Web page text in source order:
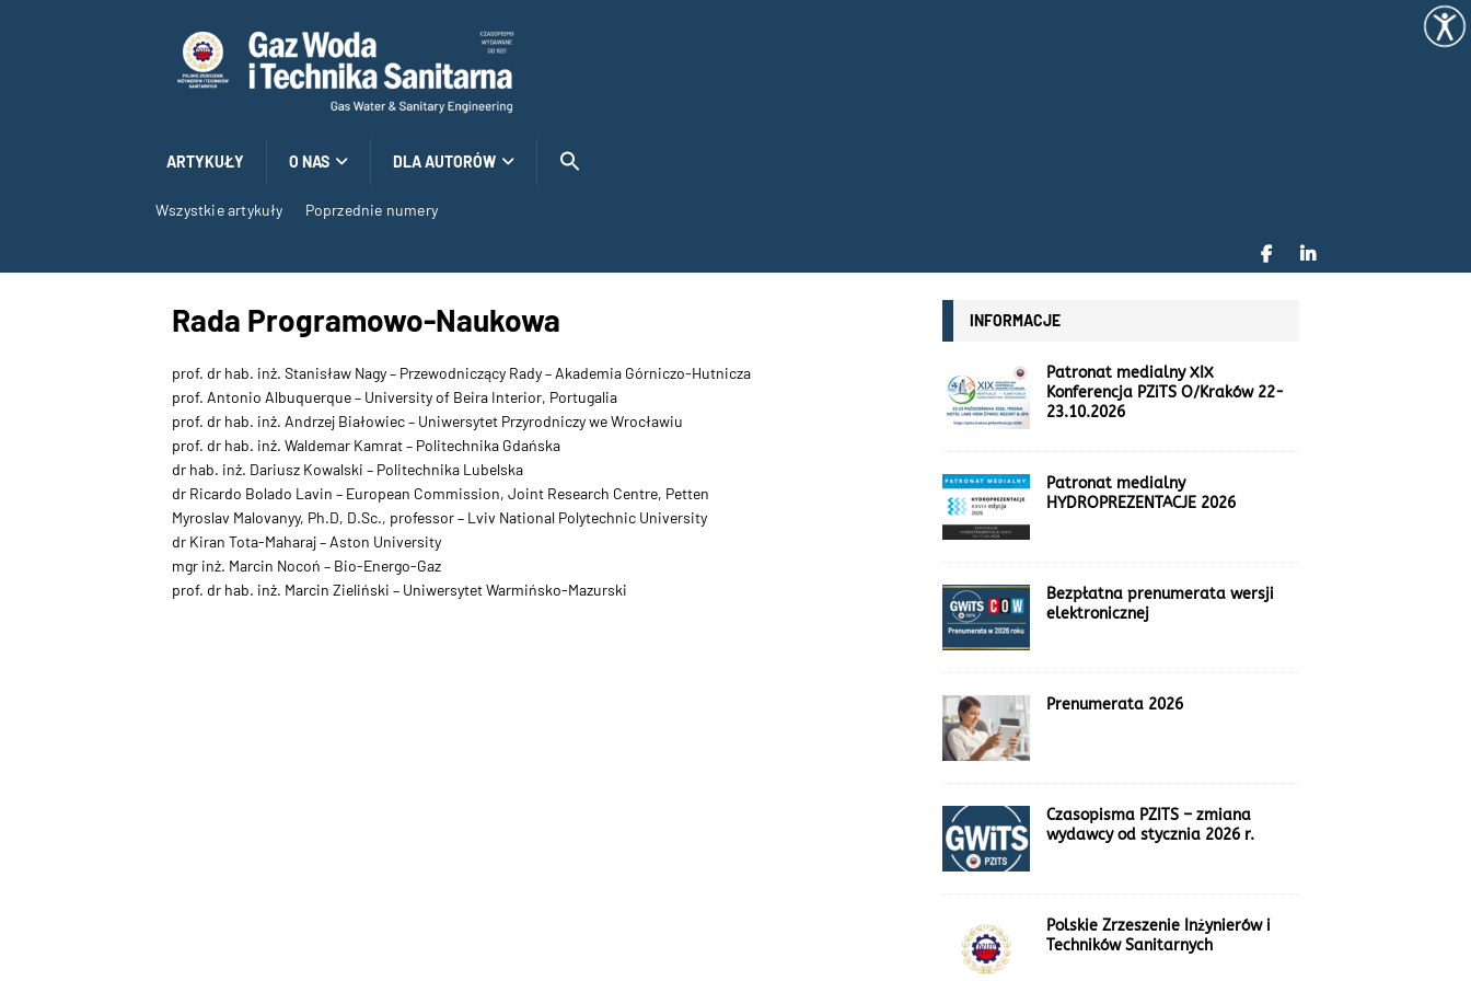
ARTYKUŁY O NAS DLA AUTORÓW
Wszystkie artykuły Poprzednie numery
Rada Programowo-Naukowa
prof. dr hab. inż. Stanisław Nagy – Przewodniczący Rady – Akademia Górniczo-Hutnicza
prof. Antonio Albuquerque – University of Beira Interior, Portugalia
prof. dr hab. inż. Andrzej Białowiec – Uniwersytet Przyrodniczy we Wrocławiu
prof. dr hab. inż. Waldemar Kamrat – Politechnika Gdańska
dr hab. inż. Dariusz Kowalski – Politechnika Lubelska
dr Ricardo Bolado Lavin – European Commission, Joint Research Centre, Petten
Myroslav Malovanyy, Ph.D, D.Sc., professor – Lviv National Polytechnic University
dr Kiran Tota-Maharaj – Aston University
mgr inż. Marcin Nocoń – Bio-Energo-Gaz
prof. dr hab. inż. Marcin Zieliński – Uniwersytet Warmińsko-Mazurski
INFORMACJE
Patronat medialny XIX
Konferencja PZiTS O/Kraków 22-
23.10.2026
Patronat medialny
HYDROPREZENTACJE 2026
Bezpłatna prenumerata wersji
elektronicznej
Prenumerata 2026
Czasopisma PZITS – zmiana
wydawcy od stycznia 2026 r.
Polskie Zrzeszenie Inżynierów i
Techników Sanitarnych